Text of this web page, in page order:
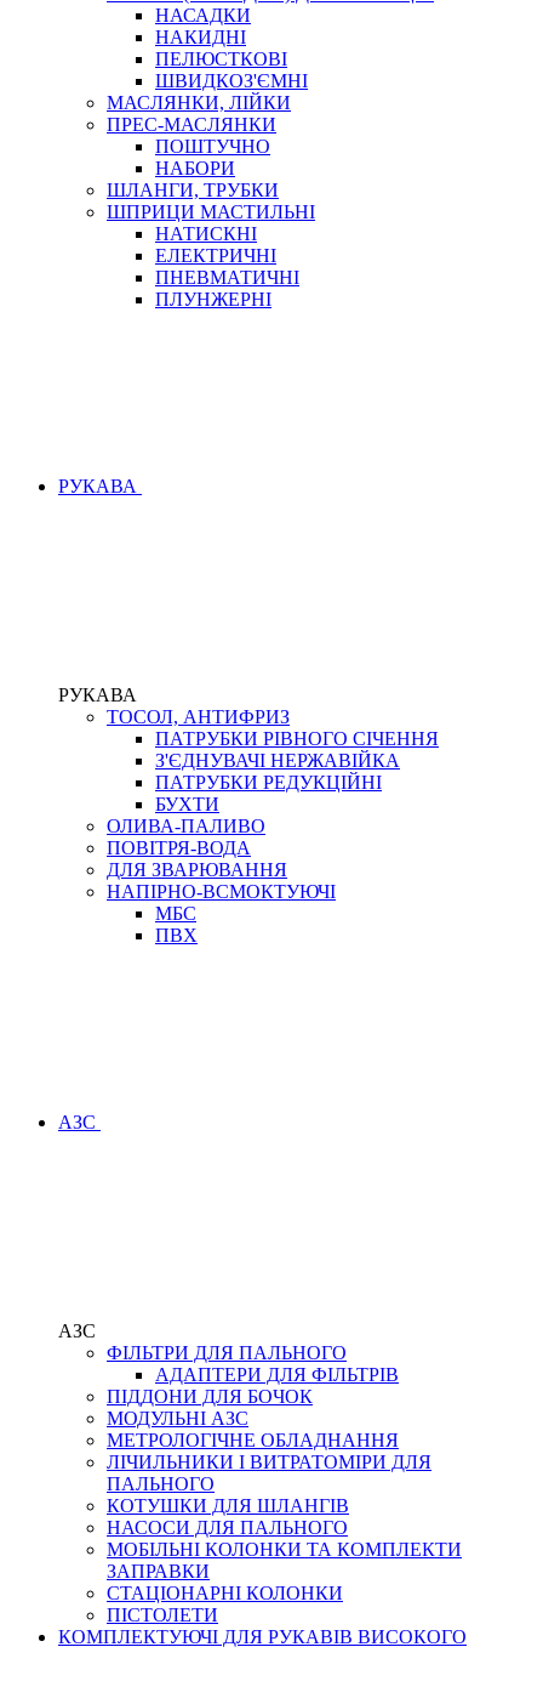
НАСАДКИ
НАКИДНІ
ПЕЛЮСТКОВІ
ШВИДКОЗ'ЄМНІ
МАСЛЯНКИ, ЛІЙКИ
ПРЕС-МАСЛЯНКИ
ПОШТУЧНО
НАБОРИ
ШЛАНГИ, ТРУБКИ
ШПРИЦИ МАСТИЛЬНІ
НАТИСКНІ
ЕЛЕКТРИЧНІ
ПНЕВМАТИЧНІ
ПЛУНЖЕРНІ
РУКАВА
РУКАВА
ТОСОЛ, АНТИФРИЗ
ПАТРУБКИ РІВНОГО СІЧЕННЯ
З'ЄДНУВАЧІ НЕРЖАВІЙКА
ПАТРУБКИ РЕДУКЦІЙНІ
БУХТИ
ОЛИВА-ПАЛИВО
ПОВІТРЯ-ВОДА
ДЛЯ ЗВАРЮВАННЯ
НАПІРНО-ВСМОКТУЮЧІ
МБС
ПВХ
АЗС
АЗС
ФІЛЬТРИ ДЛЯ ПАЛЬНОГО
АДАПТЕРИ ДЛЯ ФІЛЬТРІВ
ПІДДОНИ ДЛЯ БОЧОК
МОДУЛЬНІ АЗС
МЕТРОЛОГІЧНЕ ОБЛАДНАННЯ
ЛІЧИЛЬНИКИ І ВИТРАТОМІРИ ДЛЯ
ПАЛЬНОГО
КОТУШКИ ДЛЯ ШЛАНГІВ
НАСОСИ ДЛЯ ПАЛЬНОГО
МОБІЛЬНІ КОЛОНКИ ТА КОМПЛЕКТИ
ЗАПРАВКИ
СТАЦІОНАРНІ КОЛОНКИ
ПІСТОЛЕТИ
КОМПЛЕКТУЮЧІ ДЛЯ РУКАВІВ ВИСОКОГО